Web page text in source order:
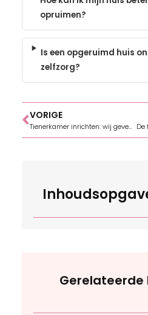
opruimen?
Is een opgeruimd huis
zelfzorg?
VORIGE
Tienerkamer inrichten: wij geven je graag wat tips!
Gerelateerde